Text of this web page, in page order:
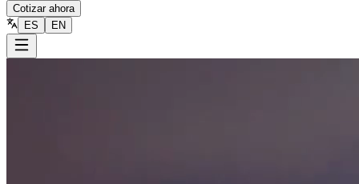
Cotizar ahora
ES
EN